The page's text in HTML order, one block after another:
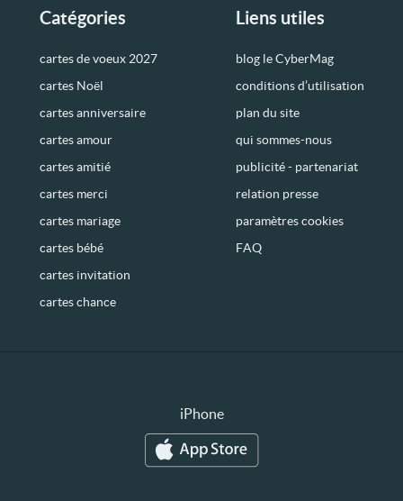
Catégories
cartes de voeux 2027
cartes Noël
cartes anniversaire
cartes amour
cartes amitié
cartes merci
cartes mariage
cartes bébé
cartes invitation
cartes chance
Liens utiles
blog le CyberMag
conditions d’utilisation
plan du site
qui sommes-nous
publicité - partenariat
relation presse
paramètres cookies
FAQ
iPhone